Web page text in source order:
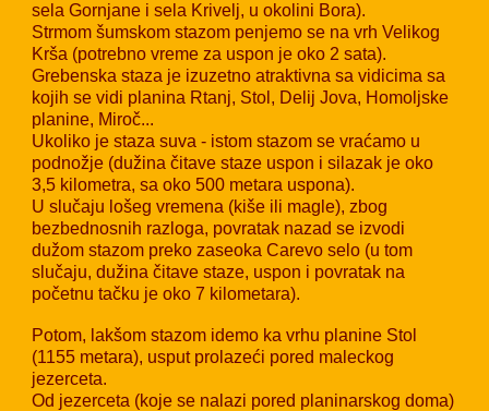
sela Gornjane i sela Krivelj, u okolini Bora).
Strmom šumskom stazom penjemo se na vrh Velikog
Krša (potrebno vreme za uspon je oko 2 sata).
Grebenska staza je izuzetno atraktivna sa vidicima sa
kojih se vidi planina Rtanj, Stol, Delij Jova, Homoljske
planine, Miroč...
Ukoliko je staza suva - istom stazom se vraćamo u
podnožje (dužina čitave staze uspon i silazak je oko
3,5 kilometra, sa oko 500 metara uspona).
U slučaju lošeg vremena (kiše ili magle), zbog
bezbednosnih razloga, povratak nazad se izvodi
dužom stazom preko zaseoka Carevo selo (u tom
slučaju, dužina čitave staze, uspon i povratak na
početnu tačku je oko 7 kilometara).
Potom, lakšom stazom idemo ka vrhu planine Stol
(1155 metara), usput prolazeći pored maleckog
jezerceta.
Od jezerceta (koje se nalazi pored planinarskog doma)